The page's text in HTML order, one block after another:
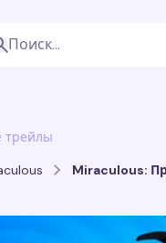
трейлы
Miraculous: